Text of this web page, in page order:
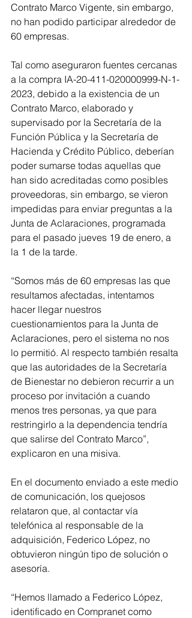
Contrato Marco Vigente, sin embargo,
no han podido participar alrededor de
60 empresas.
Tal como aseguraron fuentes cercanas
a la compra IA-20-411-020000999-N-1-
2023, debido a la existencia de un
Contrato Marco, elaborado y
supervisado por la Secretaría de la
Función Pública y la Secretaría de
Hacienda y Crédito Público, deberían
poder sumarse todas aquellas que
han sido acreditadas como posibles
proveedoras, sin embargo, se vieron
impedidas para enviar preguntas a la
Junta de Aclaraciones, programada
para el pasado jueves 19 de enero, a
la 1 de la tarde.
“Somos más de 60 empresas las que
resultamos afectadas, intentamos
hacer llegar nuestros
cuestionamientos para la Junta de
Aclaraciones, pero el sistema no nos
lo permitió. Al respecto también resalta
que las autoridades de la Secretaría
de Bienestar no debieron recurrir a un
proceso por invitación a cuando
menos tres personas, ya que para
restringirlo a la dependencia tendría
que salirse del Contrato Marco”,
explicaron en una misiva.
En el documento enviado a este medio
de comunicación, los quejosos
relataron que, al contactar vía
telefónica al responsable de la
adquisición, Federico López, no
obtuvieron ningún tipo de solución o
asesoría.
“Hemos llamado a Federico López,
identificado en Compranet como